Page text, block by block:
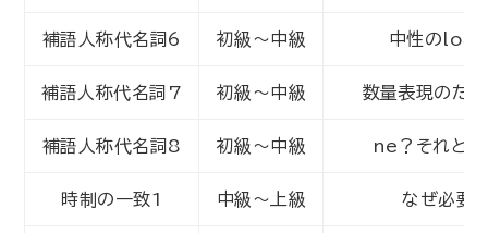
補語人称代名詞6 初級～中級 中性のloと
補語人称代名詞7 初級～中級 数量表現のた
補語人称代名詞8 初級～中級 ne？それと
時制の一致1 中級～上級 なぜ必要